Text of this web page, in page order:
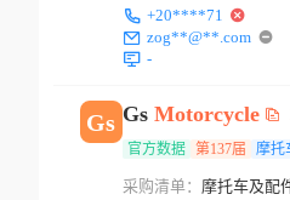
+20****71
zog**@**.com
-
Gs Gs Motorcycle
官方数据 第137届 摩托
采购清单： 摩托车及配